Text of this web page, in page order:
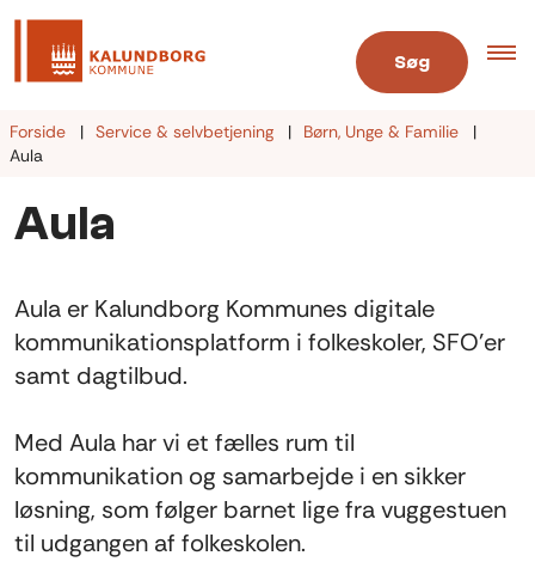
Søg
Forside Service & selvbetjening
Børn, Unge & Familie
Aula
Aula
Aula er Kalundborg Kommunes digitale
kommunikationsplatform i folkeskoler, SFO’er
samt dagtilbud.
Med Aula har vi et fælles rum til
kommunikation og samarbejde i en sikker
løsning, som følger barnet lige fra vuggestuen
til udgangen af folkeskolen.